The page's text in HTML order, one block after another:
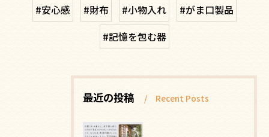
#安心感 #財布 #小物入れ
#がま口製品
#記憶を包む器
最近の投稿 Recent Posts